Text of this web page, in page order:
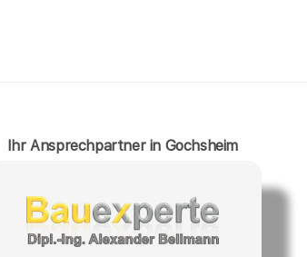
Ihr Ansprechpartner in Gochsheim